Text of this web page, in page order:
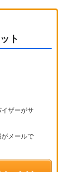
ト
イザーがサ
がメールで